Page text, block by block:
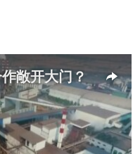
敞开大门？
资源